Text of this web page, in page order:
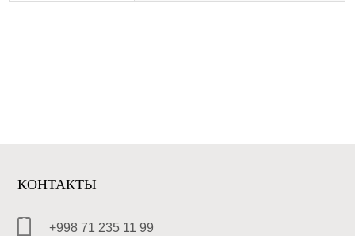
КОНТАКТЫ
+998 71 235 11 99